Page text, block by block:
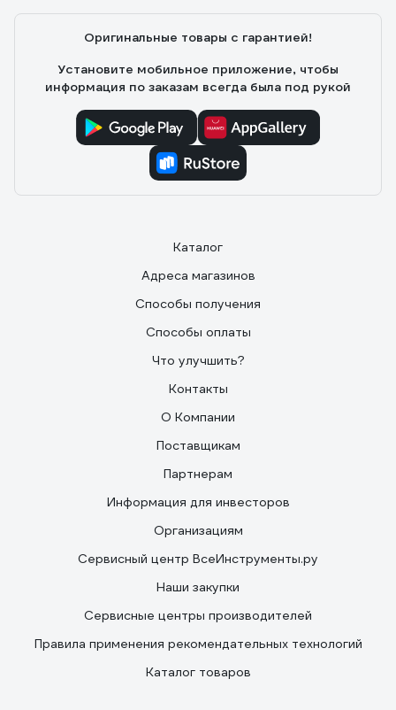
Оригинальные товары с гарантией!
Установите мобильное приложение, чтобы
информация по заказам всегда была под рукой
Каталог
Адреса магазинов
Способы получения
Способы оплаты
Что улучшить?
Контакты
О Компании
Поставщикам
Партнерам
Информация для инвесторов
Организациям
Сервисный центр ВсеИнструменты.ру
Наши закупки
Сервисные центры производителей
Правила применения рекомендательных технологий
Каталог товаров